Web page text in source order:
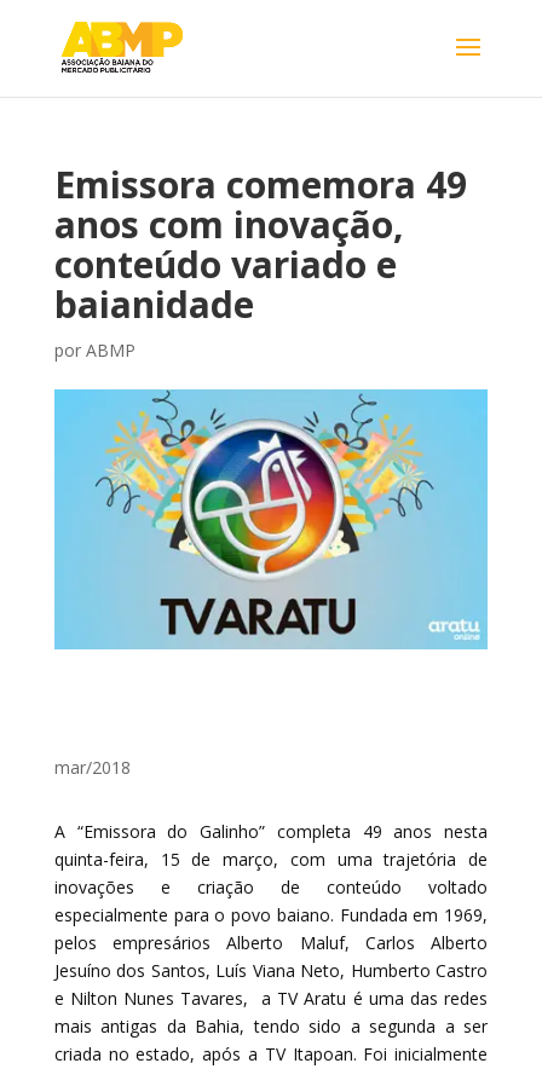
Emissora comemora 49
anos com inovação,
conteúdo variado e
baianidade
por ABMP
mar/2018
A “Emissora do Galinho” completa 49 anos nesta
quinta-feira, 15 de março, com uma trajetória de
inovações e criação de conteúdo voltado
especialmente para o povo baiano. Fundada em 1969,
pelos empresários Alberto Maluf, Carlos Alberto
Jesuíno dos Santos, Luís Viana Neto, Humberto Castro
e Nilton Nunes Tavares, a TV Aratu é uma das redes
mais antigas da Bahia, tendo sido a segunda a ser
criada no estado, após a TV Itapoan. Foi inicialmente